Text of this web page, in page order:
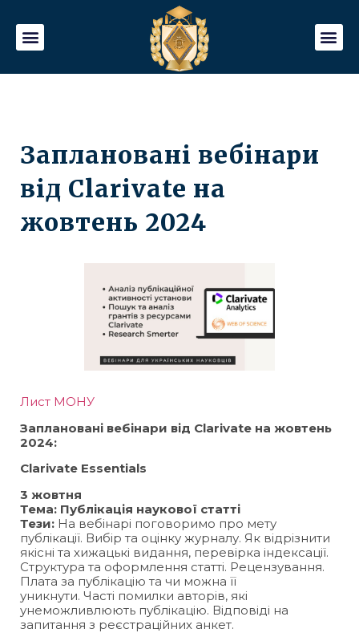
Заплановані вебінари
від Clarivate на
жовтень 2024
Лист МОНУ
Заплановані вебінари від Clarivate на жовтень
2024:
Clarivate Essentials
3 жовтня
Тема: Публікація наукової статті
Тези: На вебінарі поговоримо про мету
публікації. Вибір та оцінку журналу. Як відрізнити
якісні та хижацькі видання, перевірка індексації.
Структура та оформлення статті. Рецензування.
Плата за публікацію та чи можна її
уникнути. Часті помилки авторів, які
унеможливлюють публікацію. Відповіді на
запитання з реєстраційних анкет.